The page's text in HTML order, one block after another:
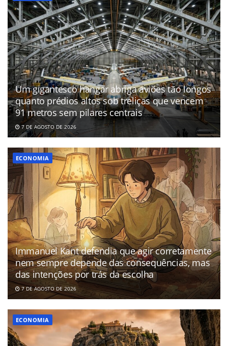
Um gigantesco hangar abriga aviões tão longos
quanto prédios altos sob treliças que vencem
91 metros sem pilares centrais
7 DE AGOSTO DE 2026
ECONOMIA
Immanuel Kant defendia que agir corretamente
nem sempre depende das consequências, mas
das intenções por trás da escolha
7 DE AGOSTO DE 2026
ECONOMIA